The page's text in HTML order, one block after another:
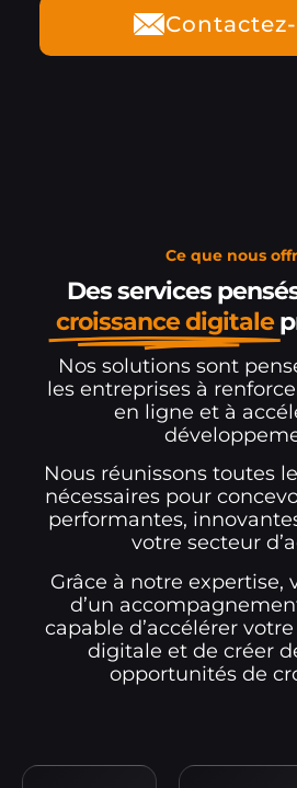
Ce que nous
Des services
croissance digitale
Nos solutions sont
les entreprises à
en ligne et à
Nous réunissons toutes
nécessaires pour
performantes,
votre secteur
Grâce à notre expertise,
d’un
capable d’accélérer
digitale et de créer
opportunités de